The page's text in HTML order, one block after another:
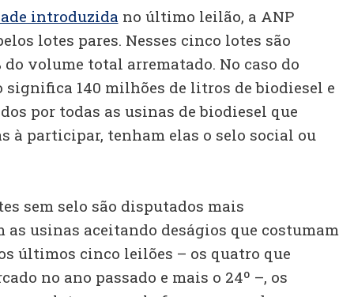
introduzida no último leilão, a ANP
lotes pares. Nesses cinco lotes são
do volume total arrematado. No caso do
significa 140 milhões de litros de biodiesel e
por todas as usinas de biodiesel que
à participar, tenham elas o selo social ou
sem selo são disputados mais
as usinas aceitando deságios que costumam
últimos cinco leilões – os quatro que
no ano passado e mais o 24º –, os